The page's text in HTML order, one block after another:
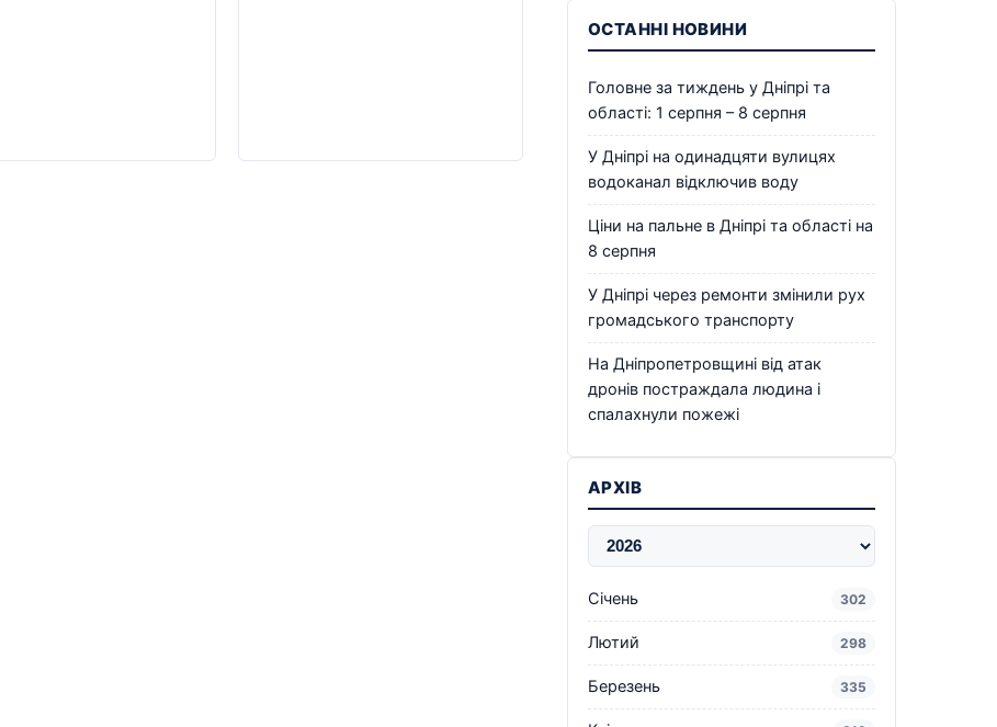
ОСТАННІ НОВИНИ
Головне за тиждень у Дніпрі та
області: 1 серпня – 8 серпня
У Дніпрі на одинадцяти вулицях
водоканал відключив воду
Ціни на пальне в Дніпрі та області на
8 серпня
У Дніпрі через ремонти змінили рух
громадського транспорту
На Дніпропетровщині від атак
дронів постраждала людина і
спалахнули пожежі
АРХІВ
Січень 302
Лютий 298
Березень 335